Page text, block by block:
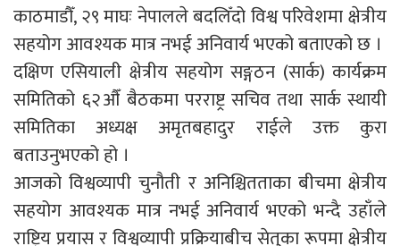
काठमाडौँ, २९ माघः नेपालले बदलिँदो विश्व परिवेशमा क्षेत्रीय
सहयोग आवश्यक मात्र नभई अनिवार्य भएको बताएको छ ।
दक्षिण एसियाली क्षेत्रीय सहयोग सङ्गठन (सार्क) कार्यक्रम
समितिको ६२औँ बैठकमा परराष्ट्र सचिव तथा सार्क स्थायी
समितिका अध्यक्ष अमृतबहादुर राईले उक्त कुरा
बताउनुभएको हो ।
आजको विश्वव्यापी चुनौती र अनिश्चितताका बीचमा क्षेत्रीय
सहयोग आवश्यक मात्र नभई अनिवार्य भएको भन्दै उहाँले
राष्ट्रिय प्रयास र विश्वव्यापी प्रक्रियाबीच सेतुका रूपमा क्षेत्रीय